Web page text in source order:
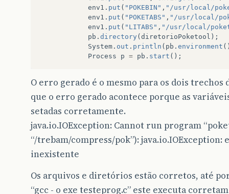
env1 . put ( "POKEBIN" , "/usr/local/
env1 . put ( "POKETABS" , "/usr/local/
env1 . put ( "LITABS" , "/usr/local/
pb . directory (diretorioPoketool );
System . out . println ( pb . environment
Process
p = pb . start ();
O erro gerado é o mesmo para os dois
que o erro gerado acontece porque as
setadas corretamente.
java.io.IOException: Cannot run program
“/trebam/compress/pok”):
inexistente
Os arquivos e diretórios estão corretos, até
“gcc - o exe testeprog.c” este executa